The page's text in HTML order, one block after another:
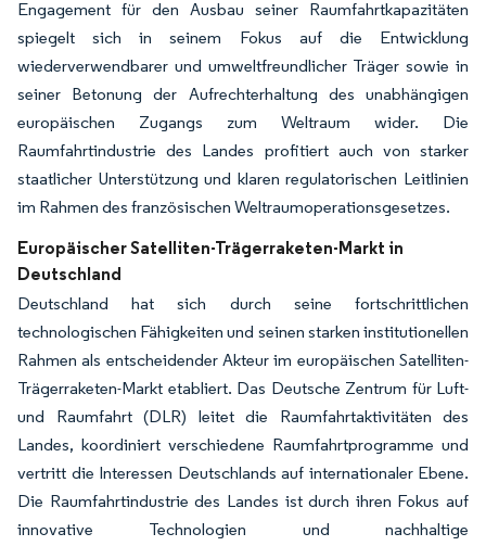
Engagement für den Ausbau seiner Raumfahrtkapazitäten
spiegelt sich in seinem Fokus auf die Entwicklung
wiederverwendbarer und umweltfreundlicher Träger sowie in
seiner Betonung der Aufrechterhaltung des unabhängigen
europäischen Zugangs zum Weltraum wider. Die
Raumfahrtindustrie des Landes profitiert auch von starker
staatlicher Unterstützung und klaren regulatorischen Leitlinien
im Rahmen des französischen Weltraumoperationsgesetzes.
Europäischer Satelliten-Trägerraketen-Markt in
Deutschland
Deutschland hat sich durch seine fortschrittlichen
technologischen Fähigkeiten und seinen starken institutionellen
Rahmen als entscheidender Akteur im europäischen Satelliten-
Trägerraketen-Markt etabliert. Das Deutsche Zentrum für Luft-
und Raumfahrt (DLR) leitet die Raumfahrtaktivitäten des
Landes, koordiniert verschiedene Raumfahrtprogramme und
vertritt die Interessen Deutschlands auf internationaler Ebene.
Die Raumfahrtindustrie des Landes ist durch ihren Fokus auf
innovative Technologien und nachhaltige